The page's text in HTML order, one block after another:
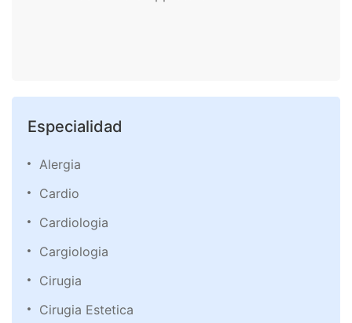
Especialidad
Alergia
Cardio
Cardiologia
Cargiologia
Cirugia
Cirugia Estetica